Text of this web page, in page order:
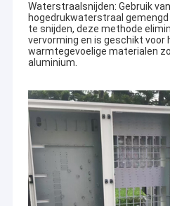
Thuis
Producten
Videos
Waterstraalsnijden: Gebruik
hogedrukwaterstraal
te snijden, deze methode
vervorming en is geschikt voor
warmtegevoelige materialen
aluminium.
Youngful is gespecialiseerd in
uitgebreide diensten in zowel
staalfabricage.We bieden
specifieke behoeften van onze
Op het gebied van plaatfabricage